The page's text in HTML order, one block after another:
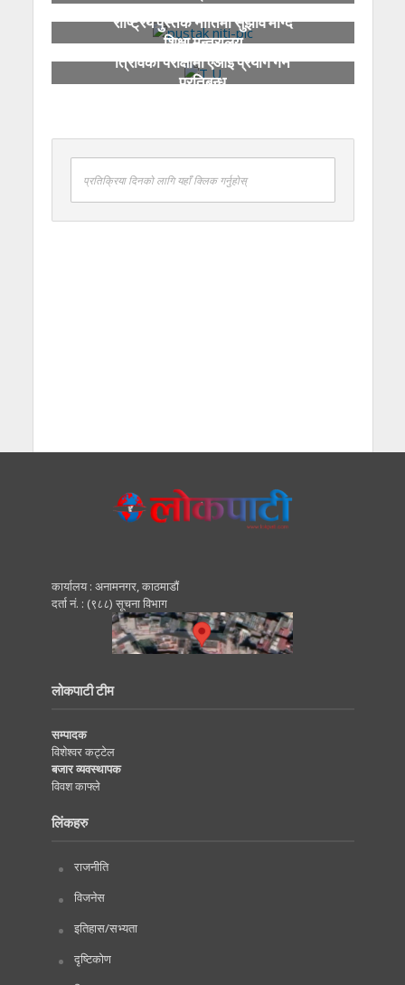
राष्ट्रिय पुस्तक नीतिमा सुझाव माग्दै
शिक्षा मन्त्रालय
त्रिविका परीक्षामा एआई प्रयोग गर्न
प्रतिबन्ध
प्रतिक्रिया दिनको लागि यहाँ क्लिक गर्नुहोस्
कार्यालय : अनामनगर, काठमाडाैं
दर्ता नं. : (९८८) सूचना विभाग
लोकपाटी टीम
सम्पादक
विशेश्वर कट्टेल
बजार व्यवस्थापक
विवश काफ्ले
लिंकहरु
राजनीति
विजनेस
इतिहास/सभ्यता
दृष्टिकोण